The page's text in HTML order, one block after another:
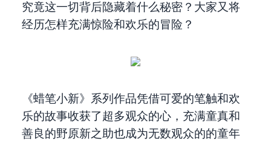
究竟这一切背后隐藏着什么秘密？大家又将
经历怎样充满惊险和欢乐的冒险？
《蜡笔小新》系列作品凭借可爱的笔触和欢
乐的故事收获了超多观众的心，充满童真和
善良的野原新之助也成为无数观众的的童年